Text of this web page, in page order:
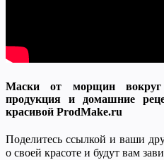
Маски от морщин
продукция и домашние
красивой ProdMake.ru
Поделитесь ссылкой и ваши
о своей красоте и будут вам